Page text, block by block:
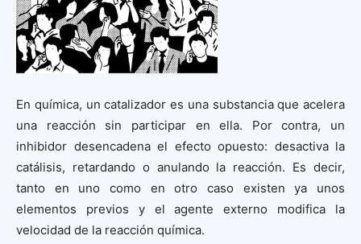
En química, un catalizador es una substancia que acelera
una reacción sin participar en ella. Por contra, un
inhibidor desencadena el efecto opuesto: desactiva la
catálisis, retardando o anulando la reacción. Es decir,
tanto en uno como en otro caso existen ya unos
elementos previos y el agente externo modifica la
velocidad de la reacción química.